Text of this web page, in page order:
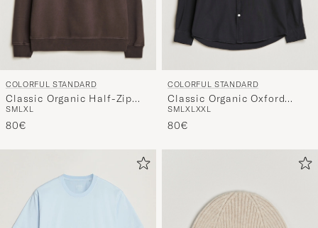
COLORFUL STANDARD
Classic Organic Half-Zip
Coffee Brown
SMLXL
80€
COLORFUL STANDARD
Classic Organic Oxford
Button Down Shirt Deep
Black
SMLXLXXL
80€